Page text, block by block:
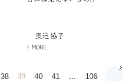
奥迫 協子
MORE
38 39 40 41 … 106